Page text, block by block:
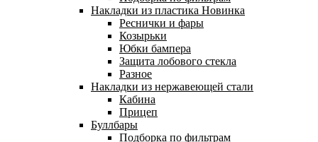
Накладки из пластика Новинка
Реснички и фары
Козырьки
Юбки бампера
Защита лобового стекла
Разное
Накладки из нержавеющей стали
Кабина
Прицеп
Буллбары
Подборка по фильтрам